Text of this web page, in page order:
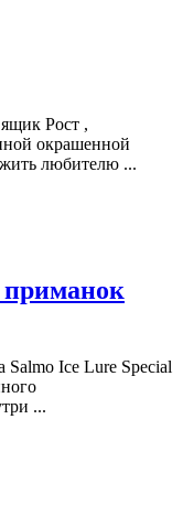
Рост ,
окрашенной
любителю ...
приманок
Salmo Ice Lure Special
...